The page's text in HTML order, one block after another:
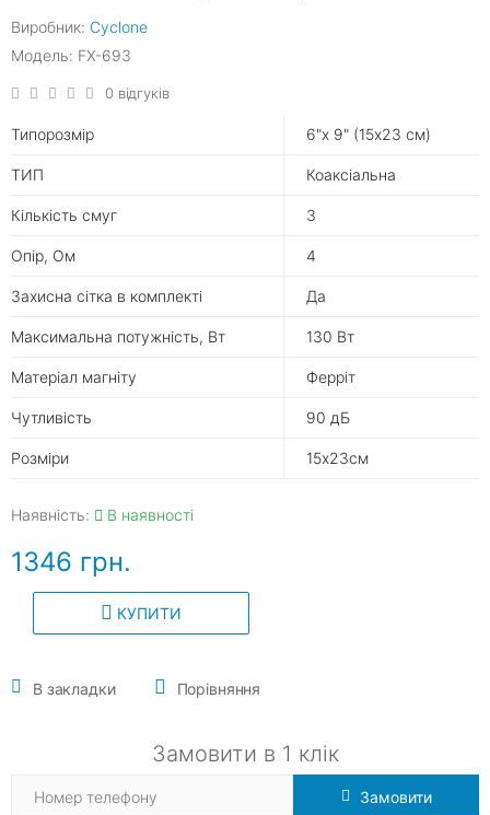
Виробник: Cyclone
Модель: FX-693
0 відгуків
Типорозмір 6"х 9" (15х23 см)
ТИП Коаксіальна
Кількість смуг 3
Опір, Ом 4
Захисна сітка в комплекті Да
Максимальна потужність, Вт 130 Вт
Матеріал магніту Ферріт
Чутливість 90 дБ
Розміри 15х23см
Наявність: В наявності
1346 грн.
КУПИТИ
В закладки Порівняння
Замовити в 1 клік
Замовити